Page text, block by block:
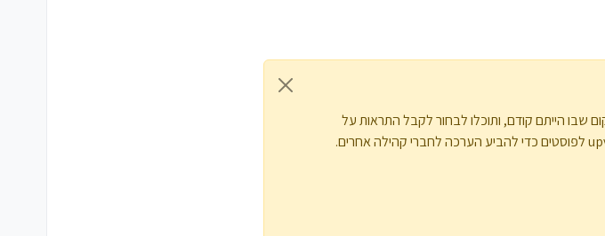
שבו הייתם קודם, ותוכלו לבחור לקבל התראות על